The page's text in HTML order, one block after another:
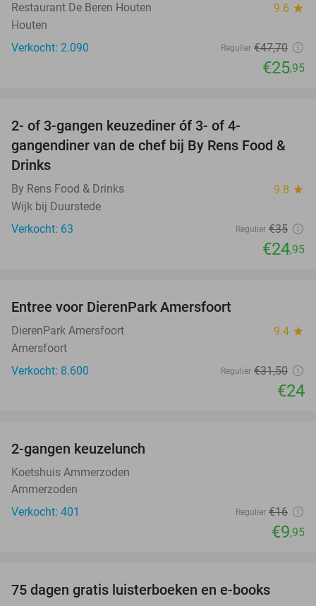
Restaurant De Beren Houten 9.6 star
Houten
Verkocht: 2.090
Regulier €47,70
€25,95
2- of 3-gangen keuzediner óf 3- of 4-
gangendiner van de chef bij By Rens Food &
Drinks
By Rens Food & Drinks 9.8 star
Wijk bij Duurstede
Verkocht: 63
Regulier €35
€24,95
Entree voor DierenPark Amersfoort
DierenPark Amersfoort 9.4 star
Amersfoort
Verkocht: 8.600
Regulier €31,50
€24
2-gangen keuzelunch
Koetshuis Ammerzoden
Ammerzoden
Verkocht: 401
Regulier €16
€9,95
75 dagen gratis luisterboeken en e-books